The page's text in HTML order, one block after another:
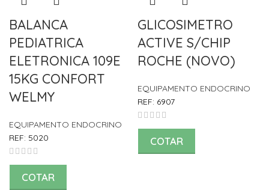
BALANCA
PEDIATRICA
ELETRONICA 109E
15KG CONFORT
WELMY
EQUIPAMENTO ENDOCRINO
REF: 5020
COTAR
GLICOSIMETRO
ACTIVE S/CHIP
ROCHE (NOVO)
EQUIPAMENTO ENDOCRINO
REF: 6907
COTAR